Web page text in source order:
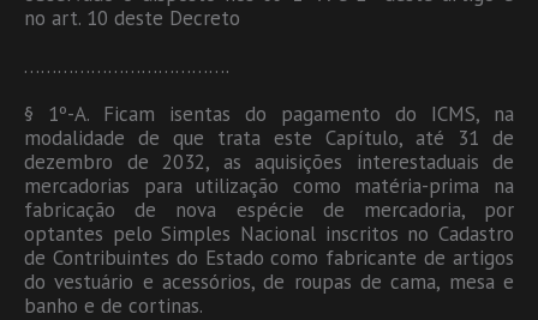
no art. 10 deste Decreto
……………………………….
§ 1º-A. Ficam isentas do pagamento do ICMS, na
modalidade de que trata este Capítulo, até 31 de
dezembro de 2032, as aquisições interestaduais de
mercadorias para utilização como matéria-prima na
fabricação de nova espécie de mercadoria, por
optantes pelo Simples Nacional inscritos no Cadastro
de Contribuintes do Estado como fabricante de artigos
do vestuário e acessórios, de roupas de cama, mesa e
banho e de cortinas.